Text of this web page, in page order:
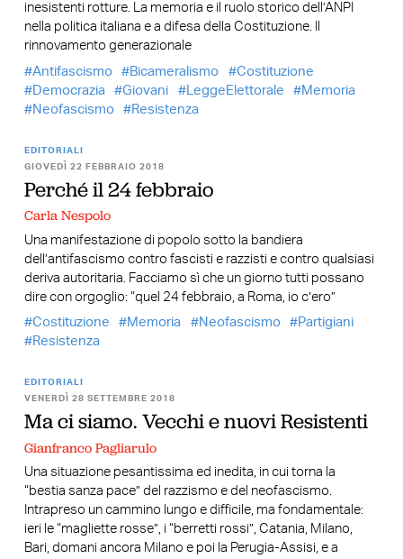
inesistenti rotture. La memoria e il ruolo storico dell’ANPI
nella politica italiana e a difesa della Costituzione. Il
rinnovamento generazionale
Antifascismo
Bicameralismo
Costituzione
Democrazia
Giovani LeggeElettorale
Memoria
Neofascismo
Resistenza
EDITORIALI
GIOVEDÌ 22 FEBBRAIO 2018
Perché il 24 febbraio
Carla Nespolo
Una manifestazione di popolo sotto la bandiera
dell’antifascismo contro fascisti e razzisti e contro qualsiasi
deriva autoritaria. Facciamo sì che un giorno tutti possano
dire con orgoglio: “quel 24 febbraio, a Roma, io c’ero”
Costituzione
Memoria Neofascismo
Partigiani
Resistenza
EDITORIALI
VENERDÌ 28 SETTEMBRE 2018
Ma ci siamo. Vecchi e nuovi Resistenti
Gianfranco Pagliarulo
Una situazione pesantissima ed inedita, in cui torna la
“bestia sanza pace” del razzismo e del neofascismo.
Intrapreso un cammino lungo e difficile, ma fondamentale:
ieri le “magliette rosse”, i “berretti rossi”, Catania, Milano,
Bari, domani ancora Milano e poi la Perugia-Assisi, e a